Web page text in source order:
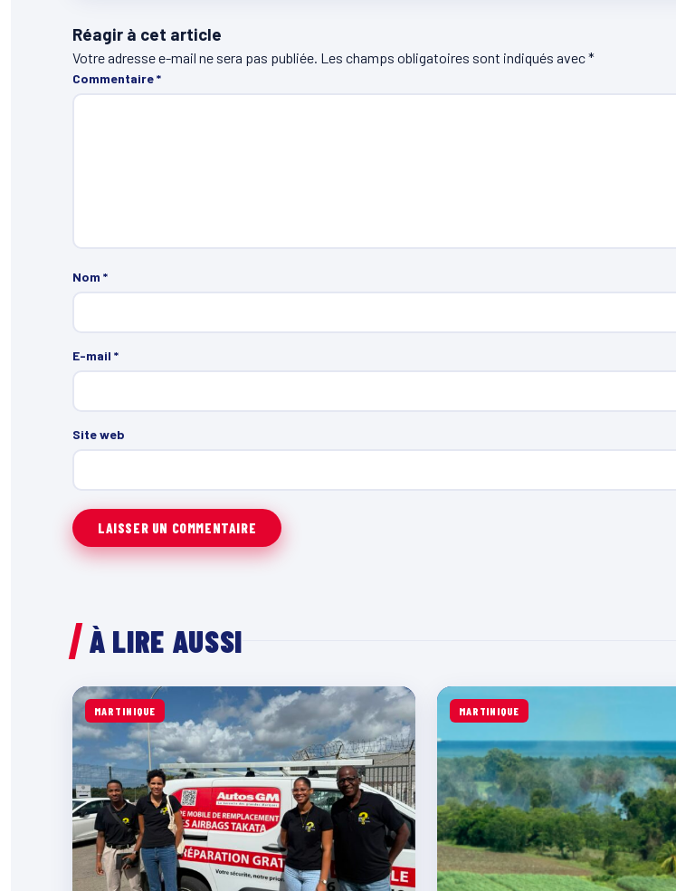
Réagir à cet article
Votre adresse e-mail ne sera pas publiée. Les champs obligatoires sont indiqués avec*
Commentaire*
Nom *
E-mail *
Site web
À LIRE AUSSI
MARTINIQUE MARTINIQUE